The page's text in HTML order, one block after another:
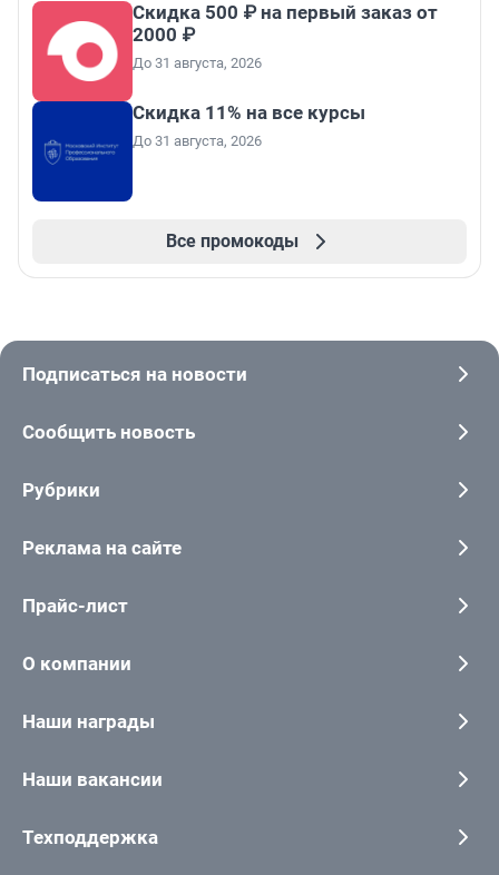
Скидка 500 ₽ на первый заказ от
2000 ₽
До 31 августа, 2026
Скидка 11% на все курсы
До 31 августа, 2026
Все промокоды
Подписаться на новости
Сообщить новость
Рубрики
Реклама на сайте
Прайс-лист
О компании
Наши награды
Наши вакансии
Техподдержка